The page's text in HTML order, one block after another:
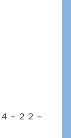
－２２－